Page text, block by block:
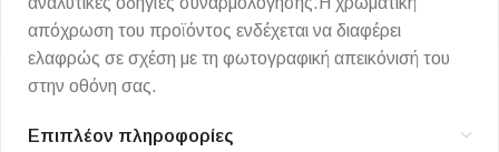
απόχρωση του προϊόντος ενδέχεται να διαφέρει
ελαφρώς σε σχέση με τη φωτογραφική απεικόνισή του
στην οθόνη σας.
Επιπλέον πληροφορίες